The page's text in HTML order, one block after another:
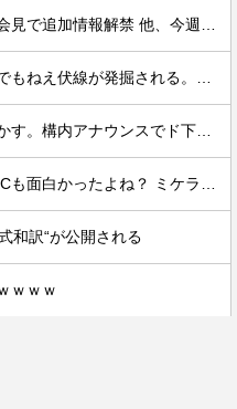
和訳“が公開される
ｗｗｗ